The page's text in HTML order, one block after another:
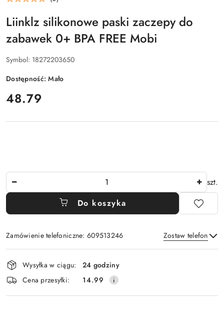
Liinklz silikonowe paski zaczepy do
zabawek 0+ BPA FREE Mobi
Symbol: 18272203650
Dostępność:Mało
cena:
48.79
szt.
Do koszyka
Zamówienie telefoniczne: 609513246 Zostaw telefon
Wyślij
Dostępność
i
dostawa
Wysyłka w ciągu:
24 godziny
Cena przesyłki:
14.99